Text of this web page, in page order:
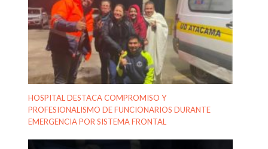
HOSPITAL DESTACA COMPROMISO Y
PROFESIONALISMO DE FUNCIONARIOS DURANTE
EMERGENCIA POR SISTEMA FRONTAL